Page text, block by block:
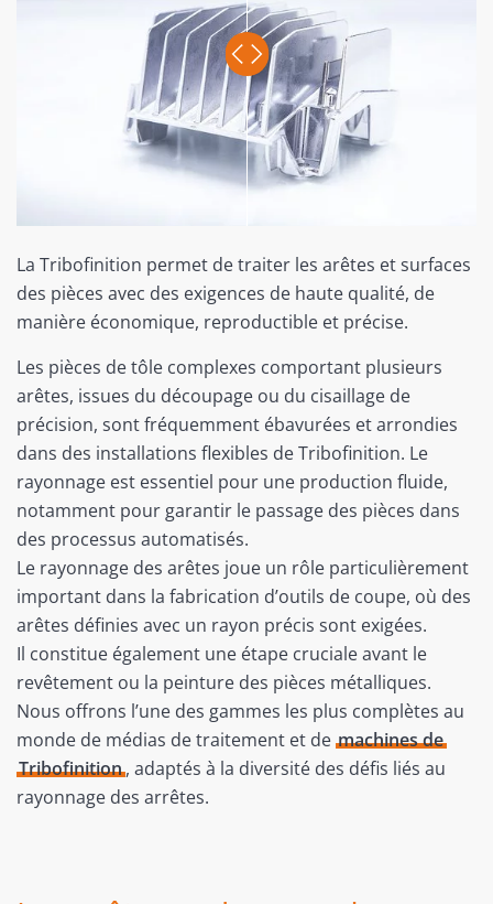
La Tribofinition permet de traiter les arêtes et surfaces
des pièces avec des exigences de haute qualité, de
manière économique, reproductible et précise.
Les pièces de tôle complexes comportant plusieurs
arêtes, issues du découpage ou du cisaillage de
précision, sont fréquemment ébavurées et arrondies
dans des installations flexibles de Tribofinition. Le
rayonnage est essentiel pour une production fluide,
notamment pour garantir le passage des pièces dans
des processus automatisés.
Le rayonnage des arêtes joue un rôle particulièrement
important dans la fabrication d’outils de coupe, où des
arêtes définies avec un rayon précis sont exigées.
Il constitue également une étape cruciale avant le
revêtement ou la peinture des pièces métalliques.
Nous offrons l’une des gammes les plus complètes au
monde de médias de traitement et de machines de
Tribofinition, adaptés à la diversité des défis liés au
rayonnage des arrêtes.